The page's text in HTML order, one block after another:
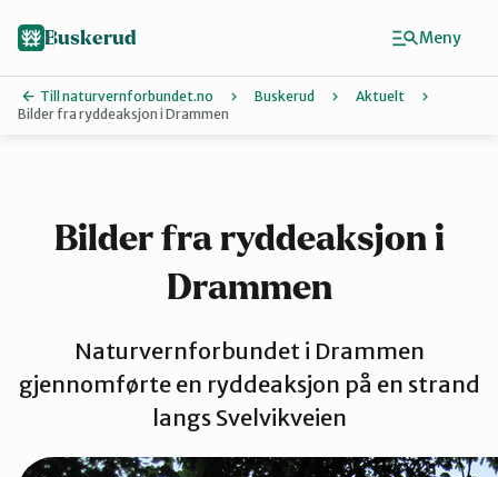
Hole og Ringerike
Kongsberg
Buskerud
Till naturvernforbundet.no Buskerud
Aktuelt
Bilder fra ryddeaksjon i Drammen
Bilder fra ryddeaksjon i
Drammen
Naturvernforbundet i Drammen
gjennomførte en ryddeaksjon på en strand
langs Svelvikveien